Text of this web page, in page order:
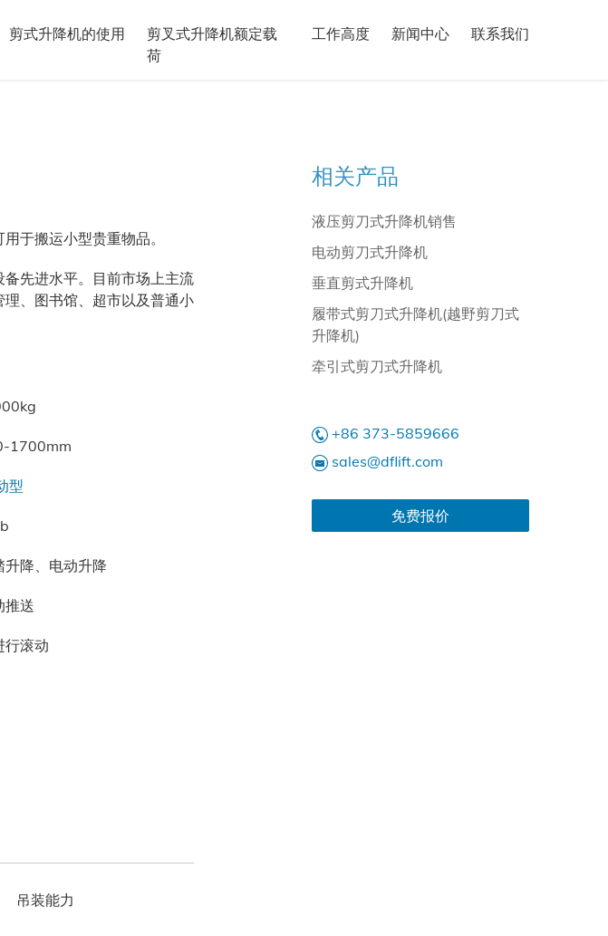
剪式升降机的使用
剪叉式升降机额定载
荷
工作高度 新闻中心 联系我们
于搬运小型贵重物品。
先进水平。目前市场上主流
、图书馆、超市以及普通小
1700mm
型
降、电动升降
推送
行滚动
吊装能力
相关产品
液压剪刀式升降机销售
电动剪刀式升降机
垂直剪式升降机
履带式剪刀式升降机(越野剪刀式
升降机)
牵引式剪刀式升降机
+86 373-5859666
sales@dflift.com
免费报价